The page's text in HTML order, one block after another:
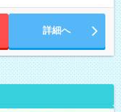
詳細へ